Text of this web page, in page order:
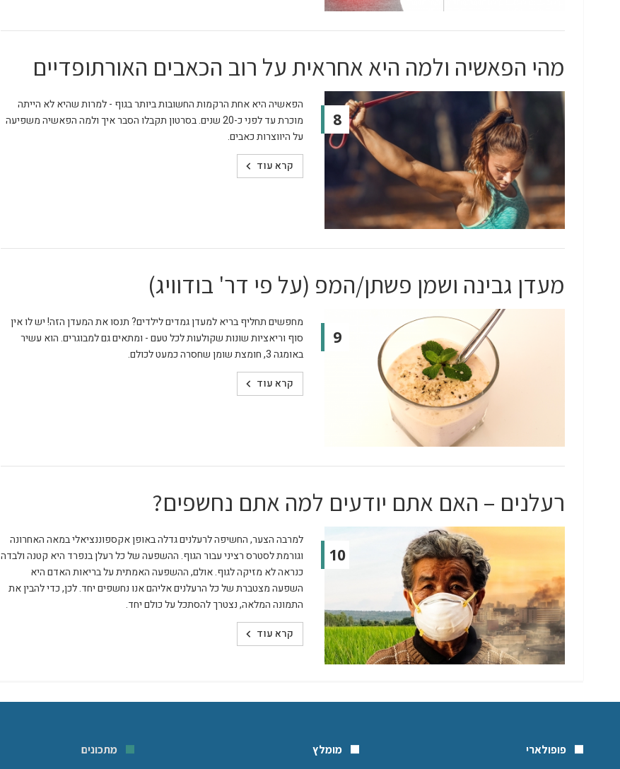
מהי הפאשיה ולמה היא אחראית על רוב הכאבים האורתופדיים
8
הפאשיה היא אחת הרקמות החשובות ביותר בגוף - למרות שהיא לא הייתה
מוכרת עד לפני כ-20 שנים. בסרטון תקבלו הסבר איך ולמה הפאשיה משפיעה
על היווצרות כאבים.
קרא עוד
מעדן גבינה ושמן פשתן/המפ (על פי דר' בודוויג)
9
מחפשים תחליף בריא למעדן גמדים לילדים? תנסו את המעדן הזה! יש לו אין
סוף וריאציות שונות שקולעות לכל טעם - ומתאים גם למבוגרים. הוא עשיר
באומגה 3, חומצת שומן שחסרה כמעט לכולם.
קרא עוד
רעלנים – האם אתם יודעים למה אתם נחשפים?
10
למרבה הצער, החשיפה לרעלנים גדלה באופן אקספוננציאלי במאה האחרונה
וגורמת לסטרס רציני עבור הגוף. ההשפעה של כל רעלן בנפרד היא קטנה ולבדה
כנראה לא מזיקה לגוף. אולם, ההשפעה האמתית על בריאות האדם היא
השפעה מצטברת של כל הרעלנים אליהם אנו נחשפים יחד. לכן, כדי להבין את
התמונה המלאה, נצטרך להסתכל על כולם יחד.
קרא עוד
פופולארי מומלץ מתכונים